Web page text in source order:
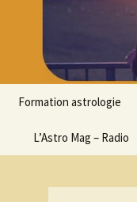
Formation astrologie
Initiation à l’ASTROLOGIE
Stage découverte
Cours particulier
L’Astro Mag – Radio